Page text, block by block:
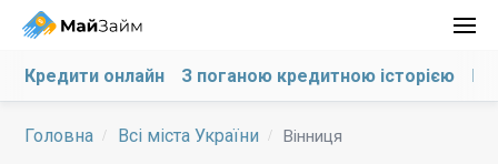
Кредити онлайн З поганою кредитною історією На
Головна Всі міста України Вінниця